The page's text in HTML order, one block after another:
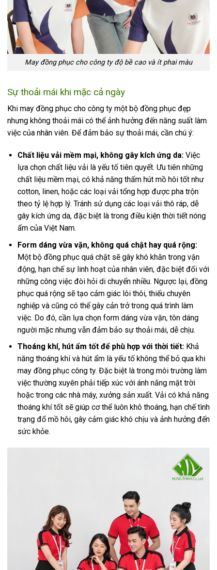
May đồng phục cho công ty độ bề cao và ít phai màu
Sự thoải mái khi mặc cả ngày
Khi may đồng phục cho công ty một bộ đồng phục đẹp
nhưng không thoải mái có thể ảnh hưởng đến năng suất làm
việc của nhân viên. Để đảm bảo sự thoải mái, cần chú ý:
Chất liệu vải mềm mại, không gây kích ứng da: Việc
lựa chọn chất liệu vải là yếu tố tiên quyết. Ưu tiên những
chất liệu mềm mại, có khả năng thấm hút mồ hôi tốt như
cotton, linen, hoặc các loại vải tổng hợp được pha trộn
theo tỷ lệ hợp lý. Tránh sử dụng các loại vải thô ráp, dễ
gây kích ứng da, đặc biệt là trong điều kiện thời tiết nóng
ẩm của Việt Nam.
Form dáng vừa vặn, không quá chật hay quá rộng:
Một bộ đồng phục quá chật sẽ gây khó khăn trong vận
động, hạn chế sự linh hoạt của nhân viên, đặc biệt đối với
những công việc đòi hỏi di chuyển nhiều. Ngược lại, đồng
phục quá rộng sẽ tạo cảm giác lôi thôi, thiếu chuyên
nghiệp và cũng có thể gây cản trở trong quá trình làm
việc. Do đó, cần lựa chọn form dáng vừa vặn, tôn dáng
người mặc nhưng vẫn đảm bảo sự thoải mái, dễ chịu.
Thoáng khí, hút ẩm tốt để phù hợp với thời tiết: Khả
năng thoáng khí và hút ẩm là yếu tố không thể bỏ qua khi
may đồng phục công ty. Đặc biệt là trong môi trường làm
việc thường xuyên phải tiếp xúc với ánh nắng mặt trời
hoặc trong các nhà máy, xưởng sản xuất. Vải có khả năng
thoáng khí tốt sẽ giúp cơ thể luôn khô thoáng, hạn chế tình
trạng đổ mồ hôi, gây cảm giác khó chịu và ảnh hưởng đến
sức khỏe.